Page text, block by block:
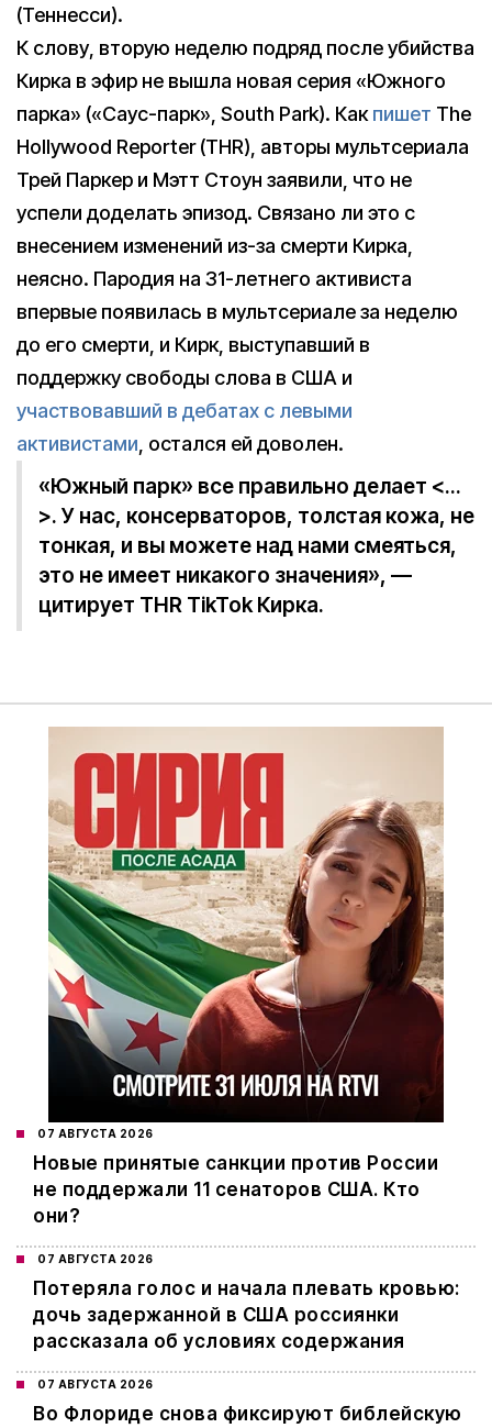
(Теннесси).
К слову, вторую неделю подряд после убийства
Кирка в эфир не вышла новая серия «Южного
парка» («Саус-парк», South Park). Какпишет The
Hollywood Reporter (THR), авторы мультсериала
Трей Паркер и Мэтт Стоун заявили, что не
успели доделать эпизод. Связано ли это с
внесением изменений из-за смерти Кирка,
неясно. Пародия на 31-летнего активиста
впервые появилась в мультсериале за неделю
до его смерти, и Кирк, выступавший в
поддержку свободы слова в США и
участвовавший в дебатах с левыми
активистами, остался ей доволен.
«Южный парк» все правильно делает <…
>. У нас, консерваторов, толстая кожа, не
тонкая, и вы можете над нами смеяться,
это не имеет никакого значения», —
цитирует THR TikTok Кирка.
07 АВГУСТА 2026
Новые принятые санкции против России
не поддержали 11 сенаторов США. Кто
они?
07 АВГУСТА 2026
Потеряла голос и начала плевать кровью:
дочь задержанной в США россиянки
рассказала об условиях содержания
07 АВГУСТА 2026
Во Флориде снова фиксируют библейскую